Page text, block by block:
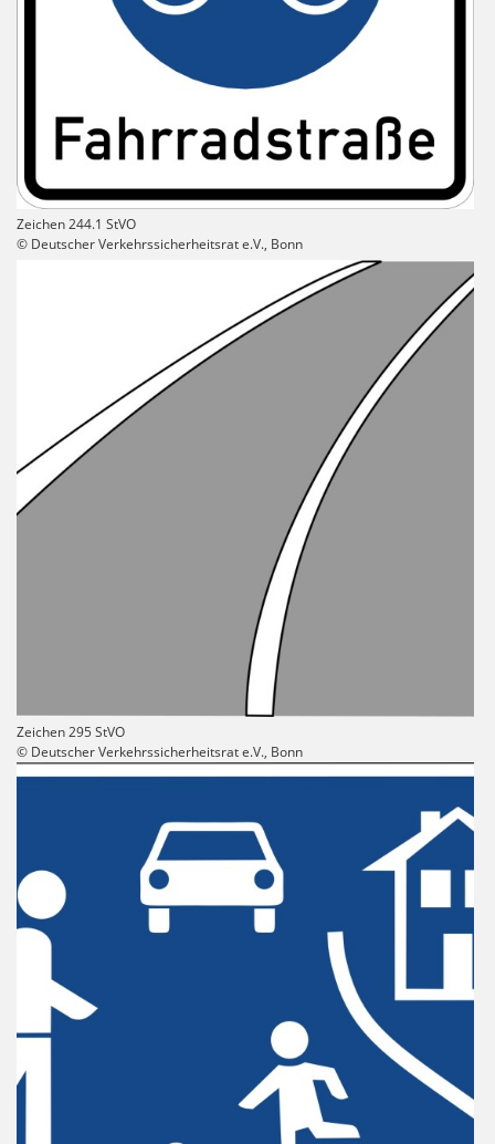
Zeichen 244.1 StVO
© Deutscher Verkehrssicherheitsrat e.V., Bonn
Zeichen 295 StVO
© Deutscher Verkehrssicherheitsrat e.V., Bonn